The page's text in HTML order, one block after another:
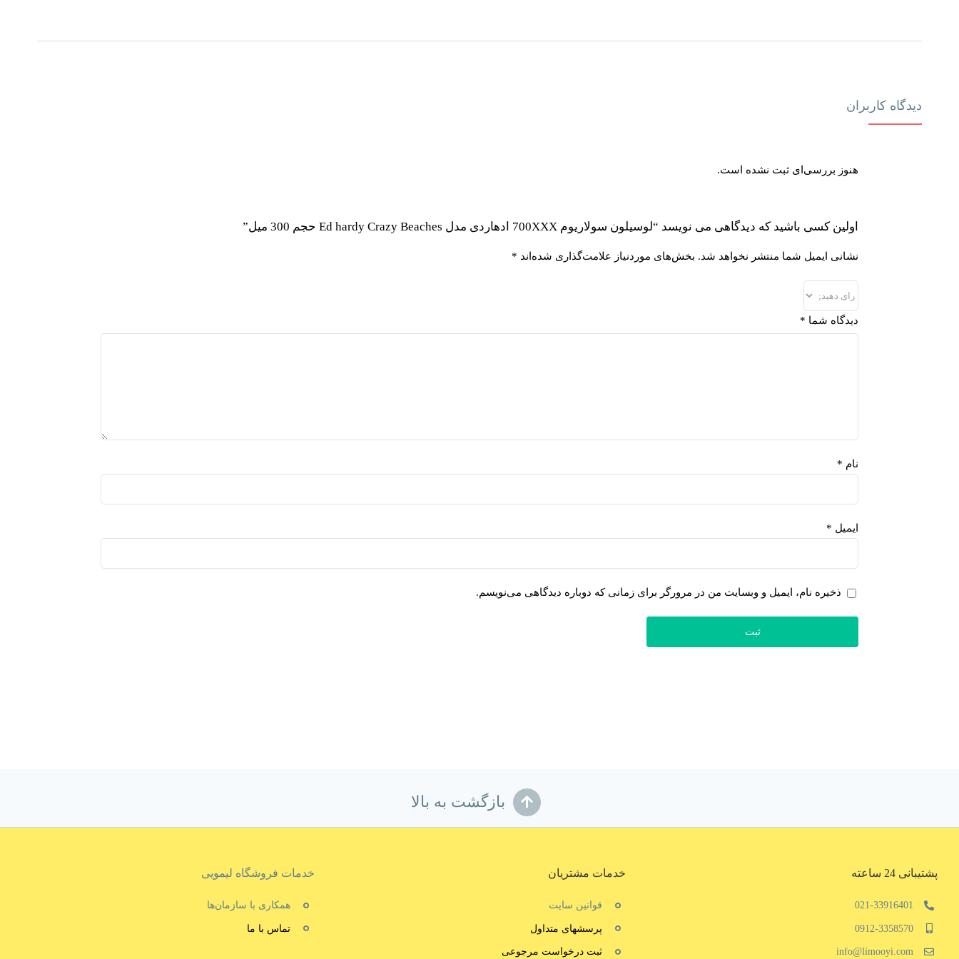
دیدگاه کاربران
هنوز بررسی‌ای ثبت نشده است.
اولین کسی باشید که دیدگاهی می نویسد “لوسیلون سولاریوم 700XXX ادهاردی مدل Ed hardy Crazy Beaches حجم 300 میل”
نشانی ایمیل شما منتشر نخواهد شد. بخش‌های موردنیاز علامت‌گذاری شده‌اند *
دیدگاه شما *
نام *
ایمیل *
ذخیره نام، ایمیل و وبسایت من در مرورگر برای زمانی که دوباره دیدگاهی می‌نویسم.
بازگشت به بالا
پشتیبانی 24 ساعته
021-33916401
0912-3358570
info@limooyi.com
خدمات مشتریان
قوانین سایت
پرسشهای متداول
ثبت درخواست مرجوعی
خدمات فروشگاه لیمویی
همکاری با سازمان‌ها
تماس با ما